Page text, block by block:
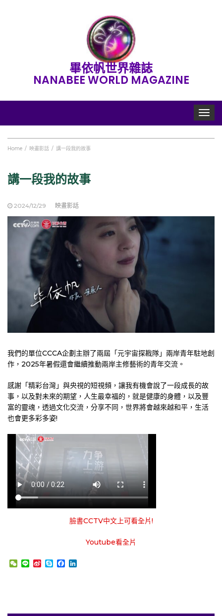
畢依帆世界雜誌
NANABEE WORLD MAGAZINE
Toggle
Home 映畫影話 講一段我的故事
講一段我的故事
2024/12/29 映畫影話
我們的單位CCCA企劃主辦了兩屆「元宇宙探戡隊」兩岸青年駐地創
作，2025年暑假還會繼續推動兩岸主修藝術的青年交流。
感謝「精彩台灣」與央視的短視頻，讓我有機會說了一段成長的故
事，以及對未來的期望，人生最幸福的，就是健康的身體，以及豐
富的靈魂，透過文化交流，分享不同，世界將會越來越和平，生活
也會更多彩多姿!
臉書CCTV中文上可看全片!
Youtube看全片
WeChat
LineSinaSkypeFacebook